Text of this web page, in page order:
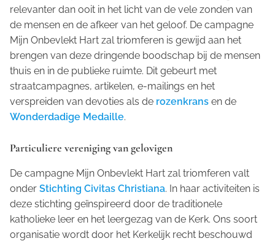
relevanter dan ooit in het licht van de vele zonden van
de mensen en de afkeer van het geloof. De campagne
Mijn Onbevlekt Hart zal triomferen is gewijd aan het
brengen van deze dringende boodschap bij de mensen
thuis en in de publieke ruimte. Dit gebeurt met
straatcampagnes, artikelen, e-mailings en het
verspreiden van devoties als de rozenkrans en de
Wonderdadige Medaille.
Particuliere vereniging van gelovigen
De campagne Mijn Onbevlekt Hart zal triomferen valt
onder Stichting Civitas Christiana. In haar activiteiten is
deze stichting geïnspireerd door de traditionele
katholieke leer en het leergezag van de Kerk. Ons soort
organisatie wordt door het Kerkelijk recht beschouwd